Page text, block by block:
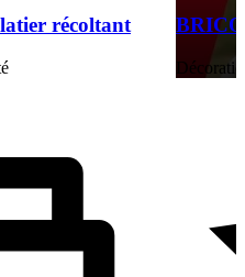
récoltant